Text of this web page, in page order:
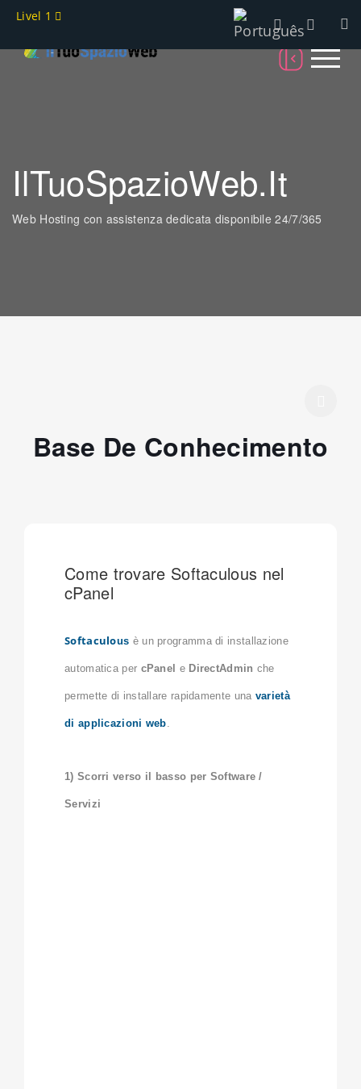
Livel 1
IlTuoSpazioWeb.it
Web Hosting con assistenza dedicata disponibile 24/7/365
Base De Conhecimento
Come trovare Softaculous nel
cPanel
Softaculous è un programma di installazione
automatica per cPanel e DirectAdmin che
permette di installare rapidamente una varietà
di applicazioni web.
1) Scorri verso il basso per Software /
Servizi